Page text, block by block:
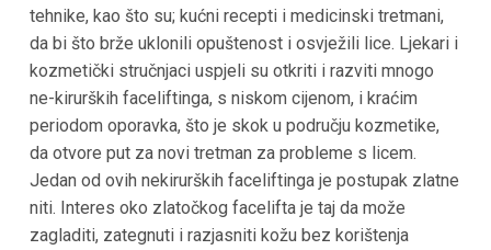
tehnike, kao što su; kućni recepti i medicinski tretmani,
da bi što brže uklonili opuštenost i osvježili lice. Ljekari i
kozmetički stručnjaci uspjeli su otkriti i razviti mnogo
ne-kirurških faceliftinga, s niskom cijenom, i kraćim
periodom oporavka, što je skok u području kozmetike,
da otvore put za novi tretman za probleme s licem.
Jedan od ovih nekirurških faceliftinga je postupak zlatne
niti. Interes oko zlatočkog facelifta je taj da može
zagladiti, zategnuti i razjasniti kožu bez korištenja